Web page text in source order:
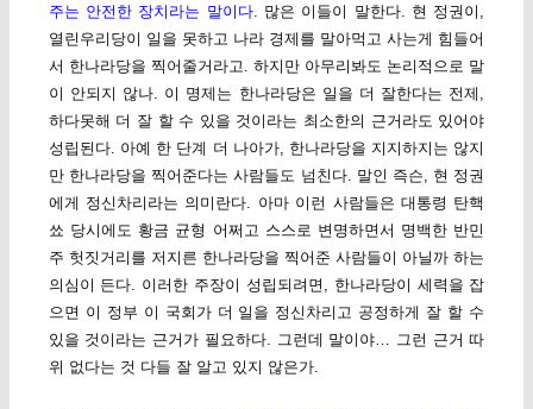
주는 안전한 장치라는 말이다. 많은 이들이 말한다. 현 정권이,
열린우리당이 일을 못하고 나라 경제를 말아먹고 사는게 힘들어
서 한나라당을 찍어줄거라고. 하지만 아무리봐도 논리적으로 말
이 안되지 않나. 이 명제는 한나라당은 일을 더 잘한다는 전제,
하다못해 더 잘 할 수 있을 것이라는 최소한의 근거라도 있어야
성립된다. 아예 한 단계 더 나아가, 한나라당을 지지하지는 않지
만 한나라당을 찍어준다는 사람들도 넘친다. 말인 즉슨, 현 정권
에게 정신차리라는 의미란다. 아마 이런 사람들은 대통령 탄핵
쑈 당시에도 황금 균형 어쩌고 스스로 변명하면서 명백한 반민
주 헛짓거리를 저지른 한나라당을 찍어준 사람들이 아닐까 하는
의심이 든다. 이러한 주장이 성립되려면, 한나라당이 세력을 잡
으면 이 정부 이 국회가 더 일을 정신차리고 공정하게 잘 할 수
있을 것이라는 근거가 필요하다. 그런데 말이야… 그런 근거 따
위 없다는 것 다들 잘 알고 있지 않은가.